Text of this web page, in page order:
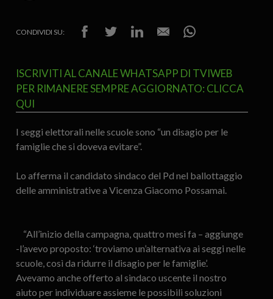
CONDIVIDI SU:
ISCRIVITI AL CANALE WHATSAPP DI TVIWEB
PER RIMANERE SEMPRE AGGIORNATO: CLICCA
QUI
I seggi elettorali nelle scuole sono “un disagio per le
famiglie che si doveva evitare”.
Lo afferma il candidato sindaco del Pd nel ballottaggio
delle amministrative a Vicenza Giacomo Possamai.
“All’inizio della campagna, quattro mesi fa – aggiunge
-l’avevo proposto: ‘troviamo un’alternativa ai seggi nelle
scuole, così da ridurre il disagio per le famiglie’.
Avevamo anche offerto al sindaco uscente il nostro
aiuto per individuare assieme le possibili soluzioni